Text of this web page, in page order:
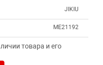
JIKIU
ME21192
товара и его